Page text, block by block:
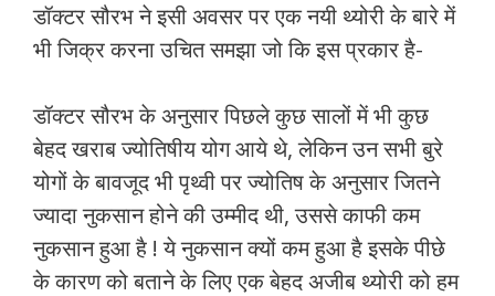
डॉक्टर सौरभ ने इसी अवसर पर एक नयी थ्योरी के बारे में
भी जिक्र करना उचित समझा जो कि इस प्रकार है-
डॉक्टर सौरभ के अनुसार पिछले कुछ सालों में भी कुछ
बेहद खराब ज्योतिषीय योग आये थे, लेकिन उन सभी बुरे
योगों के बावजूद भी पृथ्वी पर ज्योतिष के अनुसार जितने
ज्यादा नुकसान होने की उम्मीद थी, उससे काफी कम
नुकसान हुआ है ! ये नुकसान क्यों कम हुआ है इसके पीछे
के कारण को बताने के लिए एक बेहद अजीब थ्योरी को हम